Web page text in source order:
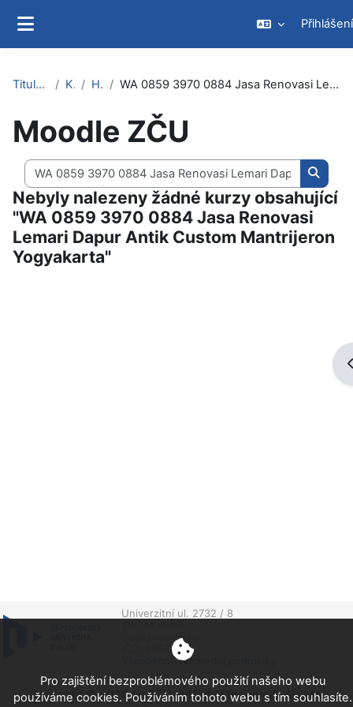
Přihlášení
Titulní stránka Kurzy Hledat WA 0859 3970 0884 Jasa Renovasi Lemari Dapur Antik Custom Mantrijeron Yogyakarta
Moodle ZČU
Vyhledat kurzy
Nebyly nalezeny žádné kurzy obsahující
"WA 0859 3970 0884 Jasa Renovasi
Lemari Dapur Antik Custom Mantrijeron
Yogyakarta"
Univerzitní ul. 2732 / 8
Česká republika
IČO: 49777513
Všeobecné obchodní podmínky
Copyright © 2026 by ZČU. All rights reserved. Web by
Pro zajištění bezproblémového použití našeho webu
používáme cookies. Používáním tohoto webu s tím souhlasíte.